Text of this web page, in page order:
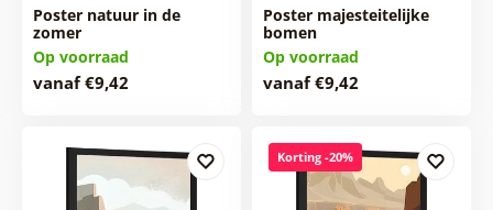
Poster natuur in de
zomer
Op voorraad
vanaf €9,42
Poster majesteitelijke
bomen
Op voorraad
vanaf €9,42
Korting -20%